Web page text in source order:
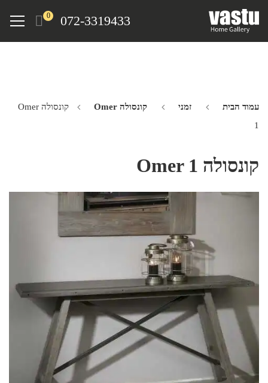
072-3319433
0
Menu
עמוד הבית זמני קונסולה Omer
קונסולה Omer
1
קונסולה Omer 1